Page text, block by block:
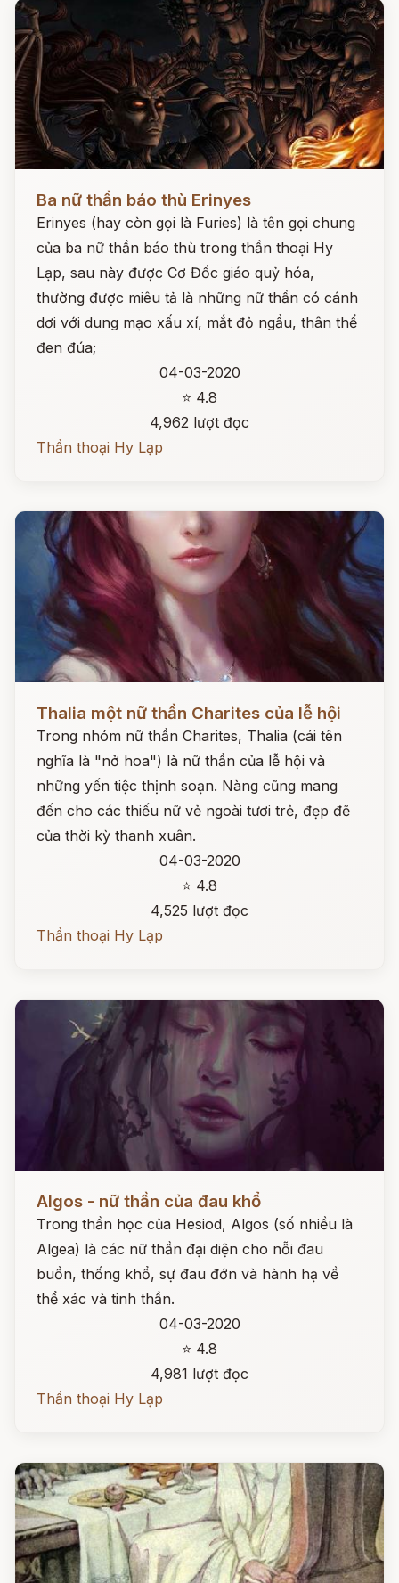
Ba nữ thần báo thù Erinyes
Erinyes (hay còn gọi là Furies) là tên gọi chung
của ba nữ thần báo thù trong thần thoại Hy
Lạp, sau này được Cơ Đốc giáo quỷ hóa,
thường được miêu tả là những nữ thần có cánh
dơi với dung mạo xấu xí, mắt đỏ ngầu, thân thể
đen đúa;
04-03-2020
⭐ 4.8
4,962 lượt đọc
Thần thoại Hy Lạp
Thalia một nữ thần Charites của lễ hội
Trong nhóm nữ thần Charites, Thalia (cái tên
nghĩa là "nở hoa") là nữ thần của lễ hội và
những yến tiệc thịnh soạn. Nàng cũng mang
đến cho các thiếu nữ vẻ ngoài tươi trẻ, đẹp đẽ
của thời kỳ thanh xuân.
04-03-2020
⭐ 4.8
4,525 lượt đọc
Thần thoại Hy Lạp
Algos - nữ thần của đau khổ
Trong thần học của Hesiod, Algos (số nhiều là
Algea) là các nữ thần đại diện cho nỗi đau
buồn, thống khổ, sự đau đớn và hành hạ về
thể xác và tinh thần.
04-03-2020
⭐ 4.8
4,981 lượt đọc
Thần thoại Hy Lạp